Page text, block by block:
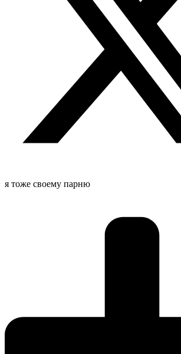
я тоже своему парню